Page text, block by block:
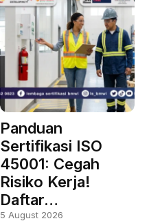
Panduan
Sertifikasi ISO
45001: Cegah
Risiko Kerja!
Daftar…
5 August 2026